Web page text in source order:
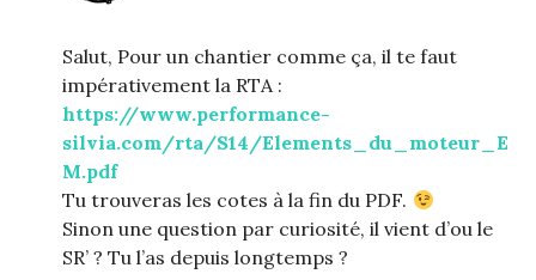
Salut, Pour un chantier comme ça, il te faut
impérativement la RTA :
https://www.performance-
silvia.com/rta/S14/Elements_du_moteur_E
M.pdf
Tu trouveras les cotes à la fin du PDF.
Sinon une question par curiosité, il vient d’ou le
SR’ ? Tu l’as depuis longtemps ?